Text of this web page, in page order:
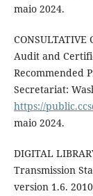
maio 2024.
CONSULTATIVE
Audit and
Recommended
Secretariat:
https://
maio 2024.
DIGITAL
Transmission
version 1.6.